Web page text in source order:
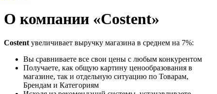
О компании «Costent»
Costent увеличивает выручку магазина в среднем на 7%:
Вы сравниваете все свои цены с любым конкурентом
Получаете, как общую картину ценообразования в
магазине, так и отдельную ситуацию по Товарам,
Брендам и Категориям